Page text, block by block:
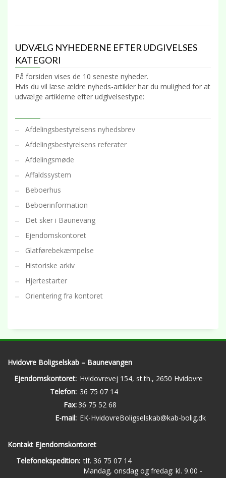
UDVÆLG NYHEDERNE EFTER UDGIVELSES
KATEGORI
På forsiden vises de 10 seneste nyheder.
Hvis du vil læse ældre nyheds-artikler har du mulighed for at
udvælge artiklerne efter udgivelsestype:
Afdelingsbestyrelsens nyhedsbrev
Afdelingsbestyrelsens referater
Afdelingsmøde
Affaldssystem
Beboerhus
Beboerinformation
Det sker i Baunevang
Ejendomskontoret
Glatførebekæmpelse
Historiske arkiv
Hjertestarter
Orientering fra kontoret
Hvidovre Boligselskab – Baunevangen
Ejendomskontoret: Hvidovrevej 154, st.th., 2650 Hvidovre
Telefon: 36 75 07 14
Fax: 36 75 52 68
E-mail: EK-HvidovreBoligselskab@kab-bolig.dk
Kontakt Ejendomskontoret
Telefonekspedition: tlf. 36 75 07 14
Mandag, onsdag og fredag: kl. 9.00 -